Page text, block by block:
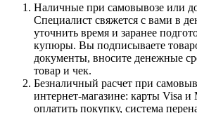
Наличные при самовывозе или
Специалист свяжется с вами в
уточнить время и заранее
купюры. Вы подписываете
документы, вносите денежные
товар и чек.
Безналичный расчет при
интернет-магазине: карты Visa и
оплатить покупку, система